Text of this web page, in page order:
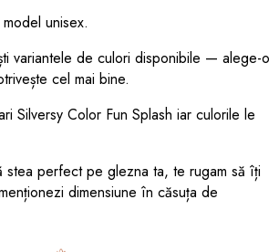
unisex.
variantele de culori disponibile — alege-o
cel mai bine.
Silversy Color Fun Splash iar culorile le
stea perfect pe glezna ta, te rugam să îți
dimensiune în căsuța de